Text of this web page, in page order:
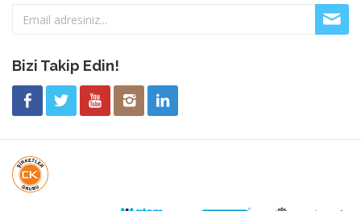
Bizi Takip Edin!